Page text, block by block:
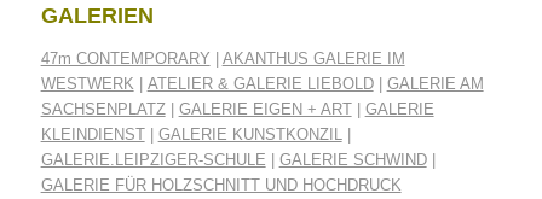
GALERIEN
47m CONTEMPORARY
AKANTHUS GALERIE IM
WESTWERK
ATELIER & GALERIE LIEBOLD| GALERIE AM
SACHSENPLATZ| GALERIE EIGEN + ART| GALERIE
KLEINDIENST| GALERIE KUNSTKONZIL|
GALERIE.LEIPZIGER-SCHULE
GALERIE SCHWIND|
GALERIE FÜR HOLZSCHNITT UND HOCHDRUCK